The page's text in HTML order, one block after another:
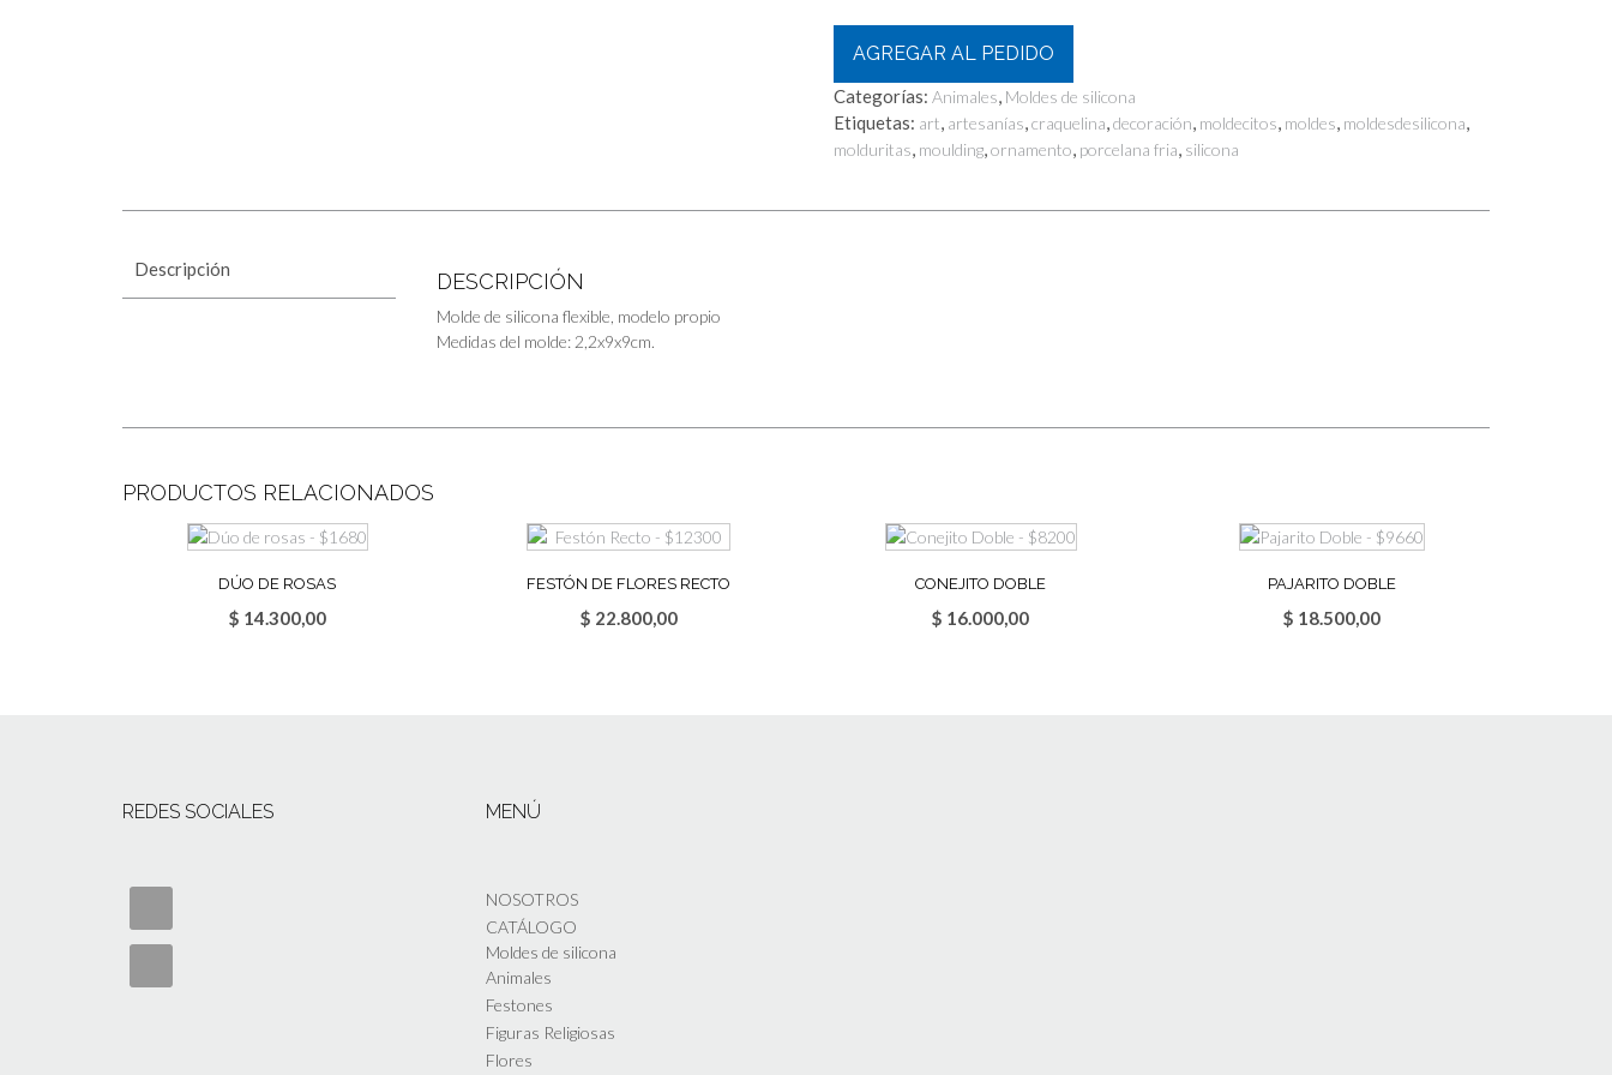
AGREGAR AL PEDIDO
Categorías: Animales, Moldes de silicona
Etiquetas: art, artesanías,craquelina,decoración, moldecitos, moldes, moldesdesilicona,
molduritas, moulding,ornamento, porcelana fria, silicona
Descripción DESCRIPCIÓN
Molde de silicona flexible, modelo propio
Medidas del molde: 2,2x9x9cm.
PRODUCTOS RELACIONADOS
DÚO DE ROSAS
$ 14.300,00
FESTÓN DE FLORES RECTO
$ 22.800,00
CONEJITO DOBLE
$ 16.000,00
PAJARITO DOBLE
$ 18.500,00
REDES SOCIALES MENÚ
NOSOTROS
CATÁLOGO
Moldes de silicona
Animales
Festones
Figuras Religiosas
Flores